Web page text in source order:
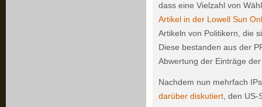
dass eine Vielzahl von
Artikel in der Lowell Sun
Artikeln von Politikern, die
Diese bestanden aus der
Abwertung der Einträge
Nachdem nun mehrfach
darüber diskutiert , den